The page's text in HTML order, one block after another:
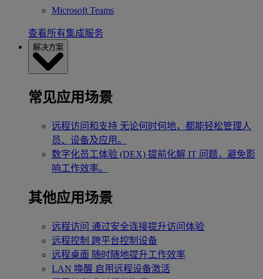
Microsoft Teams
查看所有集成服务
解决方案
常见应用场景
远程访问和支持 无论何时何地，都能轻松管理人
员、设备及应用。
数字化员工体验 (DEX) 提前化解 IT 问题，避免影
响工作效率。
其他应用场景
远程访问 通过安全连接提升访问体验
远程控制 跨平台控制设备
远程桌面 随时随地提升工作效率
LAN 唤醒 启用远程设备激活